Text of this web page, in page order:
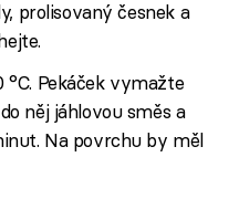
prolisovaný česnek a
°C. Pekáček vymažte
něj jáhlovou směs a
Na povrchu by měl